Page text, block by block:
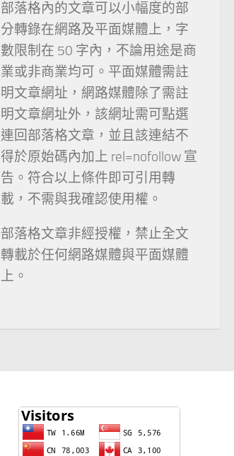
部落格內的文章可以小幅度的部
分轉錄在網路及平面媒體上，字
數限制在 50 字內，不論用途是商
業或非商業均可。平面媒體需註
明文章網址，網路媒體除了需註
明文章網址外，該網址需可點選
連回部落格文章，並且該連結不
得於原始碼內加上 rel=nofollow 宣
告。符合以上條件即可引用轉
載，不需與我確認使用權。
部落格文章非經授權，禁止全文
轉載於任何網路媒體與平面媒體
上。